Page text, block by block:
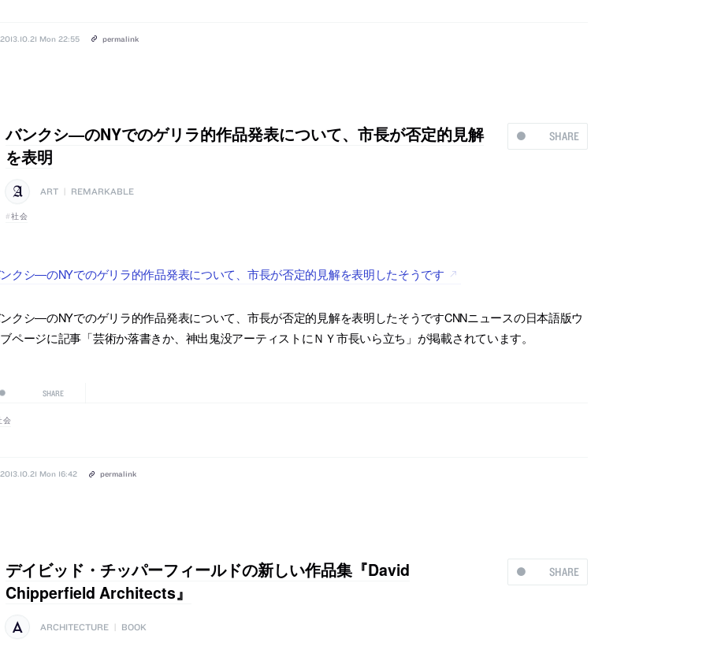
2013.10.21 Mon 22:55 permalink
SHARE
バンクシ―のNYでのゲリラ的作品発表について、市長が否定的見解
を表明
ART REMARKABLE
社会
クシ―のNYでのゲリラ的作品発表について、市長が否定的見解を表明したそうです
クシ―のNYでのゲリラ的作品発表について、市長が否定的見解を表明したそうですCNNニュースの日本語版ウ
ページに記事「芸術か落書きか、神出鬼没アーティストにＮＹ市長いら立ち」が掲載されています。
SHARE
会
2013.10.21 Mon 16:42 permalink
SHARE
デイビッド・チッパーフィールドの新しい作品集『David
Chipperfield Architects』
ARCHITECTURE | BOOK